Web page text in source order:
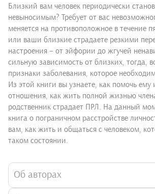
Близкий вам человек периодически
невыносимым? Требует от вас
меняется на противоположное в течение
или ваши близкие страдаете резкими
настроения – от эйфории до жгучей
сильную зависимость от близких, тогда,
признаки заболевания, которое
Из этой книги вы узнаете, как помочь ему
отношения, как жить полной жизнью
родственник страдает ПРЛ. На данный
книга о пограничном расстройстве
вам, как жить и общаться с человеком,
таком состоянии.
Об авторах